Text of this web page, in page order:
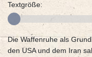
Textgröße:
Die Waffenruhe als
den USA und dem Iran